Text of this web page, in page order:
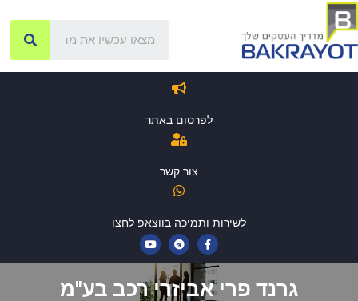
לפרסום באתר
צור קשר
לשירות ותמיכה בווצאפ לחצו
גרנד פרי אביזרי רכב בע"מ